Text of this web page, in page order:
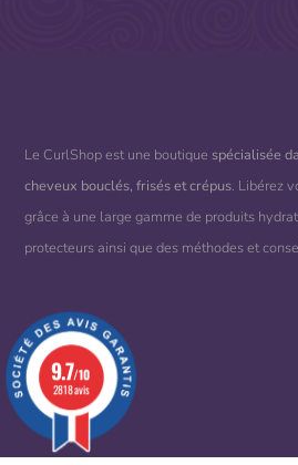
Le CurlShop est une boutique spécialisée
cheveux bouclés, frisés et crépus. Libérez
grâce à une large gamme de produits
protecteurs ainsi que des méthodes et
9.7/10
2818 avis